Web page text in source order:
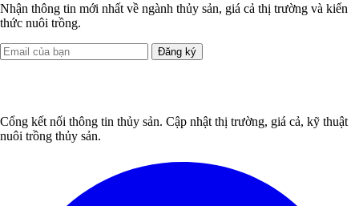
Nhận thông tin mới nhất về ngành thủy sản, giá cả thị trường và kiến
thức nuôi trồng.
Đăng ký
Cổng kết nối thông tin thủy sản. Cập nhật thị trường, giá cả, kỹ thuật
nuôi trồng thủy sản.